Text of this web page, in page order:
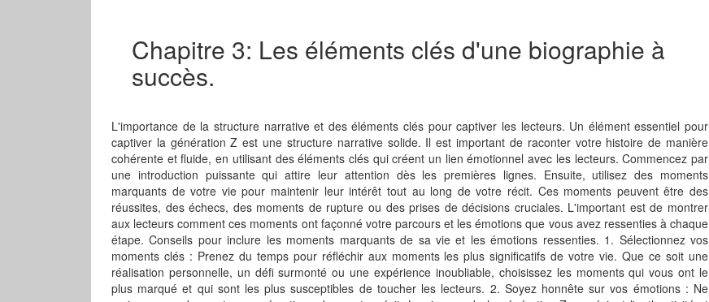
Chapitre 3: Les éléments clés d'une biographie à
succès.
L'importance de la structure narrative et des éléments clés pour captiver les lecteurs. Un élément essentiel pour
captiver la génération Z est une structure narrative solide. Il est important de raconter votre histoire de manière
cohérente et fluide, en utilisant des éléments clés qui créent un lien émotionnel avec les lecteurs. Commencez par
une introduction puissante qui attire leur attention dès les premières lignes. Ensuite, utilisez des moments
marquants de votre vie pour maintenir leur intérêt tout au long de votre récit. Ces moments peuvent être des
réussites, des échecs, des moments de rupture ou des prises de décisions cruciales. L'important est de montrer
aux lecteurs comment ces moments ont façonné votre parcours et les émotions que vous avez ressenties à chaque
étape. Conseils pour inclure les moments marquants de sa vie et les émotions ressenties. 1. Sélectionnez vos
moments clés : Prenez du temps pour réfléchir aux moments les plus significatifs de votre vie. Que ce soit une
réalisation personnelle, un défi surmonté ou une expérience inoubliable, choisissez les moments qui vous ont le
plus marqué et qui sont les plus susceptibles de toucher les lecteurs. 2. Soyez honnête sur vos émotions : Ne